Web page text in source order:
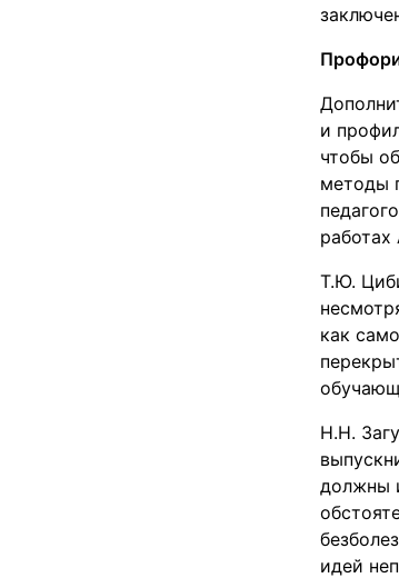
и
чтобы
методы
Т.Ю.
как
Н.Н.
должны
идей